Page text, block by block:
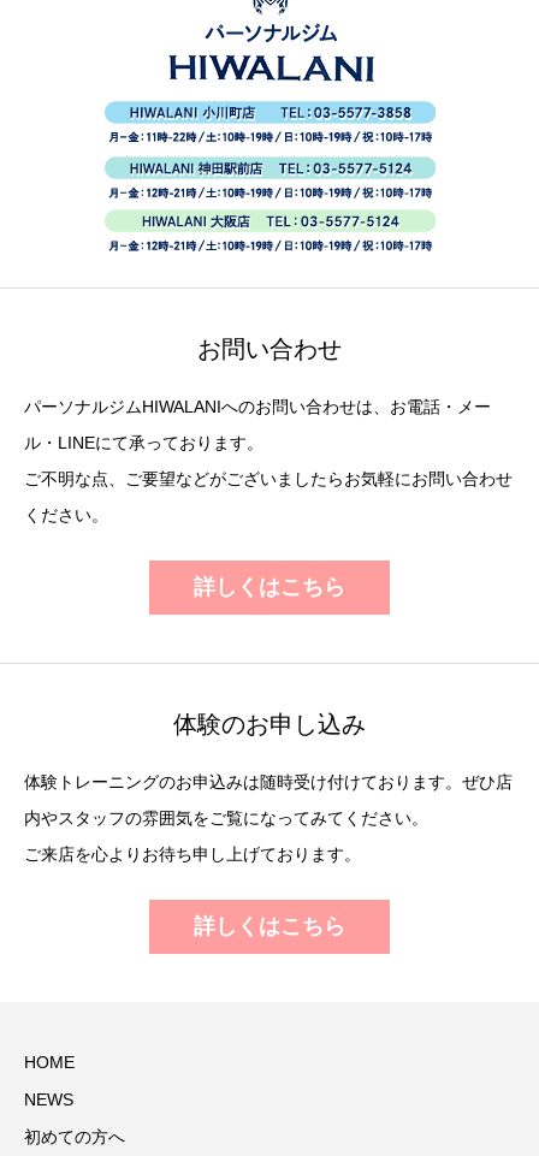
お問い合わせ
パーソナルジムHIWALANIへのお問い合わせは、お電話・メー
ル・LINEにて承っております。
ご不明な点、ご要望などがございましたらお気軽にお問い合わせ
ください。
詳しくはこちら
体験のお申し込み
体験トレーニングのお申込みは随時受け付けております。ぜひ店
内やスタッフの雰囲気をご覧になってみてください。
ご来店を心よりお待ち申し上げております。
詳しくはこちら
HOME
NEWS
初めての方へ